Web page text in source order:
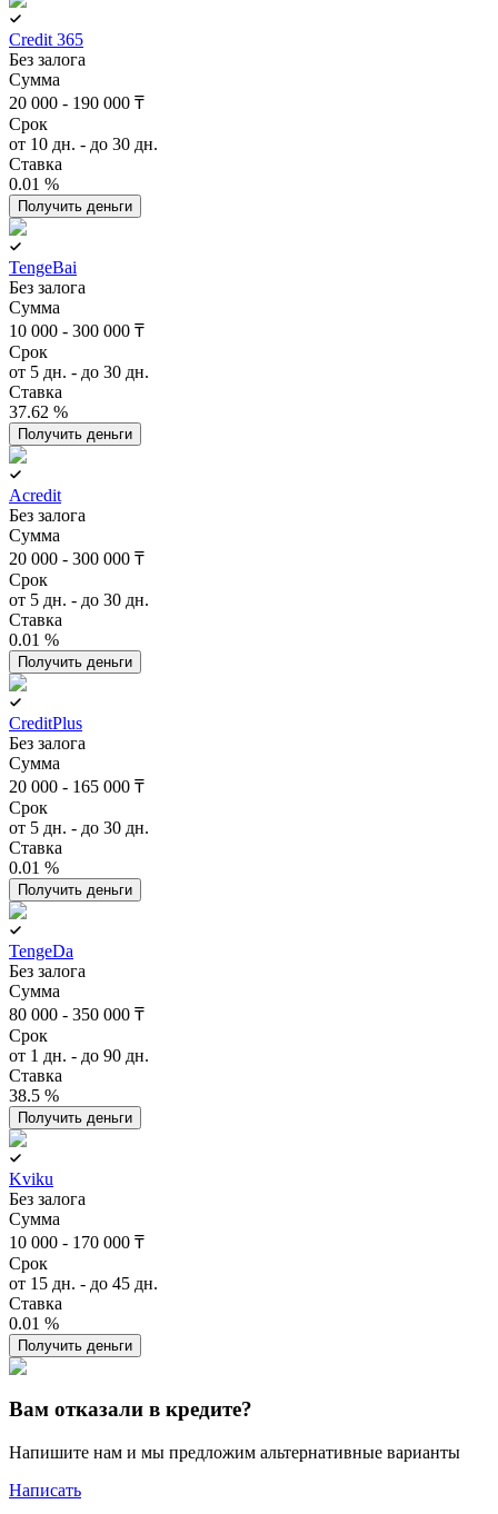
Credit 365
Без залога
Сумма
20 000 - 190 000 ₸
Срок
от 10 дн. - до 30 дн.
Ставка
0.01 %
Получить деньги
TengeBai
Без залога
Сумма
10 000 - 300 000 ₸
Срок
от 5 дн. - до 30 дн.
Ставка
37.62 %
Получить деньги
Acredit
Без залога
Сумма
20 000 - 300 000 ₸
Срок
от 5 дн. - до 30 дн.
Ставка
0.01 %
Получить деньги
CreditPlus
Без залога
Сумма
20 000 - 165 000 ₸
Срок
от 5 дн. - до 30 дн.
Ставка
0.01 %
Получить деньги
TengeDa
Без залога
Сумма
80 000 - 350 000 ₸
Срок
от 1 дн. - до 90 дн.
Ставка
38.5 %
Получить деньги
Kviku
Без залога
Сумма
10 000 - 170 000 ₸
Срок
от 15 дн. - до 45 дн.
Ставка
0.01 %
Получить деньги
Вам отказали в кредите?
Напишите нам и мы предложим альтернативные варианты
Написать